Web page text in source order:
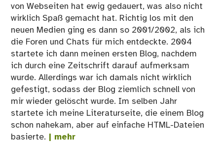
von Webseiten hat ewig gedauert, was also nicht
wirklich Spaß gemacht hat. Richtig los mit den
neuen Medien ging es dann so 2001/2002, als ich
die Foren und Chats für mich entdeckte. 2004
startete ich dann meinen ersten Blog, nachdem
ich durch eine Zeitschrift darauf aufmerksam
wurde. Allerdings war ich damals nicht wirklich
gefestigt, sodass der Blog ziemlich schnell von
mir wieder gelöscht wurde. Im selben Jahr
startete ich meine Literaturseite, die einem Blog
schon nahekam, aber auf einfache HTML-Dateien
basierte. | mehr